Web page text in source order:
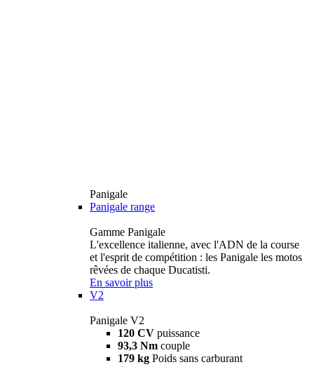
Panigale
Panigale range
Gamme Panigale
L'excellence italienne, avec l'ADN de la course
et l'esprit de compétition : les Panigale les motos
rêvées de chaque Ducatisti.
En savoir plus
V2
Panigale V2
120 CV puissance
93,3 Nm couple
179 kg Poids sans carburant